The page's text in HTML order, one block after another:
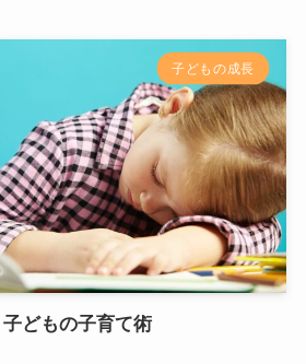
子どもの成長
どもの子育て術